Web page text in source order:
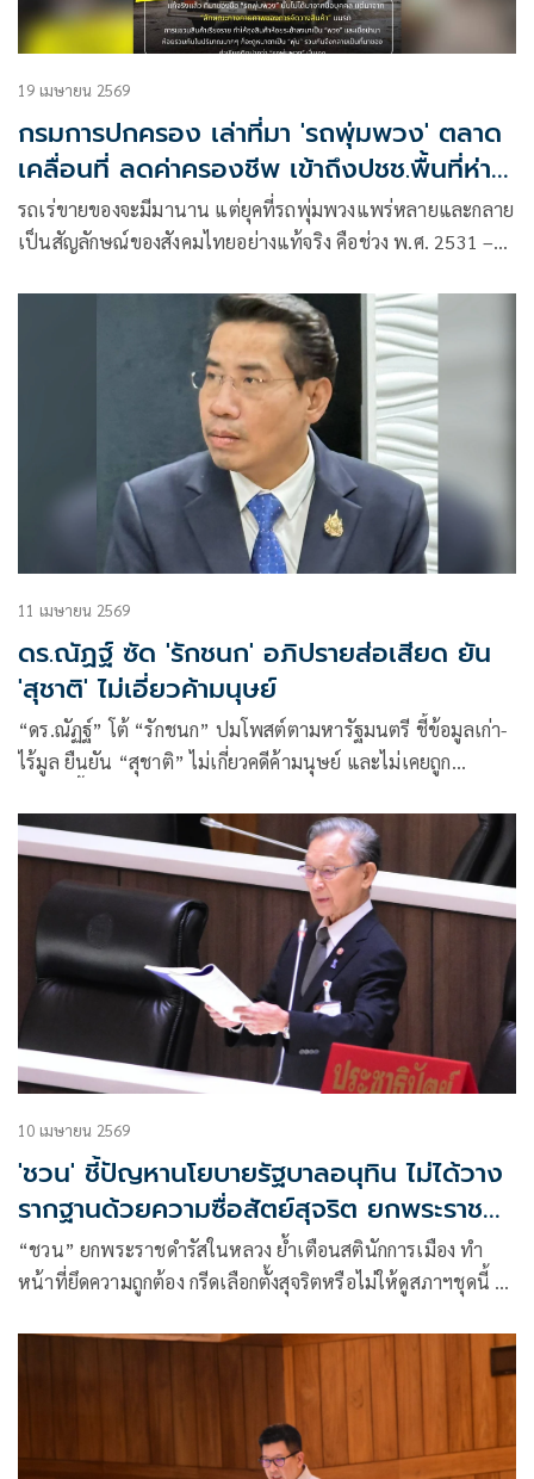
19 เมษายน 2569
กรมการปกครอง เล่าที่มา 'รถพุ่มพวง' ตลาด
เคลื่อนที่ ลดค่าครองชีพ เข้าถึงปชช.พื้นที่ห่าง
ไกล
รถเร่ขายของจะมีมานาน แต่ยุคที่รถพุ่มพวงแพร่หลายและกลาย
เป็นสัญลักษณ์ของสังคมไทยอย่างแท้จริง คือช่วง พ.ศ. 2531 –
11 เมษายน 2569
ดร.ณัฏฐ์ ซัด 'รักชนก' อภิปรายส่อเสียด ยัน
'สุชาติ' ไม่เอี่ยวค้ามนุษย์
“ดร.ณัฏฐ์” โต้ “รักชนก” ปมโพสต์ตามหารัฐมนตรี ชี้ข้อมูลเก่า-
ไร้มูล ยืนยัน “สุชาติ” ไม่เกี่ยวคดีค้ามนุษย์ และไม่เคยถูก
10 เมษายน 2569
'ชวน' ชี้ปัญหานโยบายรัฐบาลอนุทิน ไม่ได้วาง
รากฐานด้วยความซื่อสัตย์สุจริต ยกพระราช
ดำรัสเตือนสติ
“ชวน” ยกพระราชดำรัสในหลวง ย้ำเตือนสตินักการเมือง ทำ
หน้าที่ยึดความถูกต้อง กรีดเลือกตั้งสุจริตหรือไม่ให้ดูสภาฯชุดนี้ ติง
สุจริต รับยังไม่มั่นใจรัฐบาลยึดธรรมาภิบาล หลังแทรกแซงเลือก
สว. ชี้ช่องแก้ปัญหาชายแดนใต้ถาม2คน ‘วิษณุ’ กับอีกคนอยู่ใน
‘คุก’ เตือนรมต.รุ่นใหม่ สนับสนุน ขรก.น้ำดีเป็นกำลังแก้ปัญหา